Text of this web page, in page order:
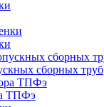
сборных труб
ТПФэ